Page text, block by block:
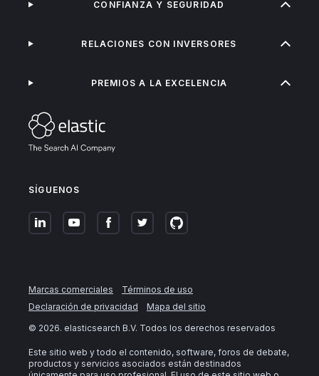
SÍGUENOS
CONFIANZA Y SEGURIDAD
RELACIONES CON INVERSORES
PREMIOS A LA EXCELENCIA
Marcas comerciales
Términos de uso
Declaración de privacidad
Mapa del sitio
© 2026. elasticsearch B.V. Todos los derechos reservados
Este sitio web y todo el contenido, software, foros de debate,
productos y servicios asociados están destinados